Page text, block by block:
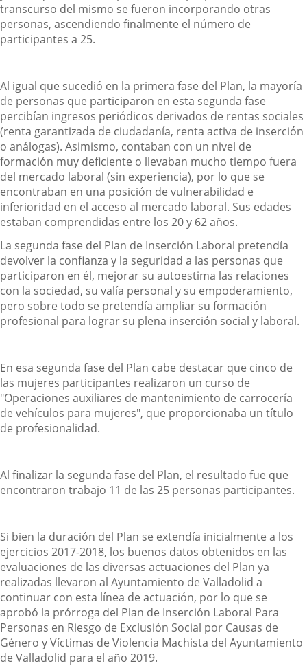
transcurso del mismo se fueron incorporando otras
personas, ascendiendo finalmente el número de
participantes a 25.
Al igual que sucedió en la primera fase del Plan, la mayoría
de personas que participaron en esta segunda fase
percibían ingresos periódicos derivados de rentas sociales
(renta garantizada de ciudadanía, renta activa de inserción
o análogas). Asimismo, contaban con un nivel de
formación muy deficiente o llevaban mucho tiempo fuera
del mercado laboral (sin experiencia), por lo que se
encontraban en una posición de vulnerabilidad e
inferioridad en el acceso al mercado laboral. Sus edades
estaban comprendidas entre los 20 y 62 años.
La segunda fase del Plan de Inserción Laboral pretendía
devolver la confianza y la seguridad a las personas que
participaron en él, mejorar su autoestima las relaciones
con la sociedad, su valía personal y su empoderamiento,
pero sobre todo se pretendía ampliar su formación
profesional para lograr su plena inserción social y laboral.
En esa segunda fase del Plan cabe destacar que cinco de
las mujeres participantes realizaron un curso de
"Operaciones auxiliares de mantenimiento de carrocería
de vehículos para mujeres", que proporcionaba un título
de profesionalidad.
Al finalizar la segunda fase del Plan, el resultado fue que
encontraron trabajo 11 de las 25 personas participantes.
Si bien la duración del Plan se extendía inicialmente a los
ejercicios 2017-2018, los buenos datos obtenidos en las
evaluaciones de las diversas actuaciones del Plan ya
realizadas llevaron al Ayuntamiento de Valladolid a
continuar con esta línea de actuación, por lo que se
aprobó la prórroga del Plan de Inserción Laboral Para
Personas en Riesgo de Exclusión Social por Causas de
Género y Víctimas de Violencia Machista del Ayuntamiento
de Valladolid para el año 2019.